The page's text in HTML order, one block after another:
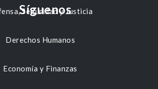
Seguridad y Justicia
Derechos Humanos
Economía y Finanzas
Síguenos